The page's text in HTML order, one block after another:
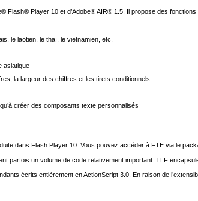
Flash® Player 10 et d’Adobe® AIR® 1.5. Il propose des
le laotien, le thaï, le vietnamien, etc.
asiatique
la largeur des chiffres et les tirets conditionnels
créer des composants texte personnalisés
dans Flash Player 10. Vous pouvez accéder à FTE via le
parfois un volume de code relativement important. TLF
écrits entièrement en ActionScript 3.0. En raison de